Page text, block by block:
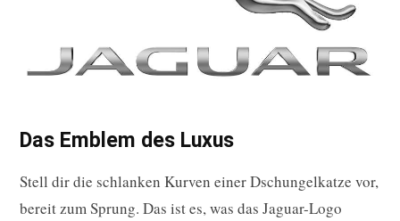
Das Emblem des Luxus
Stell dir die schlanken Kurven einer Dschungelkatze vor,
bereit zum Sprung. Das ist es, was das Jaguar-Logo